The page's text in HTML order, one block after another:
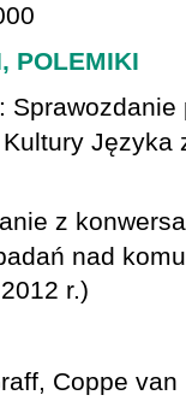
POLEMIKI
:
Języka
z
nad
r.)
Coppe van